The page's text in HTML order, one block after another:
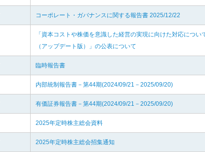
コーポレート・ガバナンスに関する報告書 2025/12/22
「資本コストや株価を意識した経営の実現に向けた対応につい
（アップデート版）」の公表について
臨時報告書
内部統制報告書－第44期(2024/09/21－2025/09/20)
有価証券報告書－第44期(2024/09/21－2025/09/20)
2025年定時株主総会資料
2025年定時株主総会招集通知